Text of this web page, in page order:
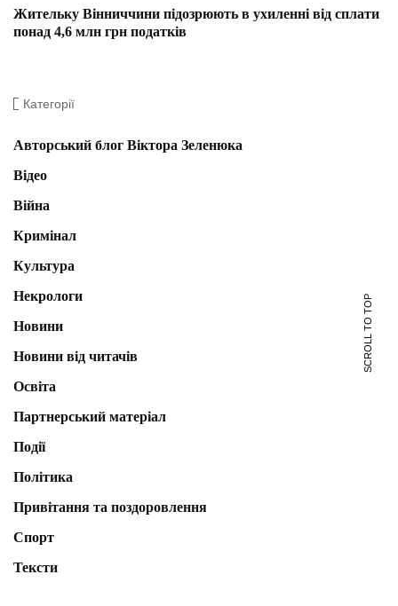
Жительку Вінниччини підозрюють в ухиленні від сплати
понад 4,6 млн грн податків
Категорії
Авторський блог Віктора Зеленюка
Відео
Війна
Кримінал
Культура
Некрологи
Новини
Новини від читачів
Освіта
Партнерський матеріал
Події
Політика
Привітання та поздоровлення
Спорт
Тексти
SCROLL TO TOP